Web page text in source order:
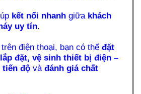
kết nối nhanh giữa khách
uy tín.
điện thoại, bạn có thểđặt
đặt, vệ sinh thiết bị điện –
tiến độ vàđánh giá chất